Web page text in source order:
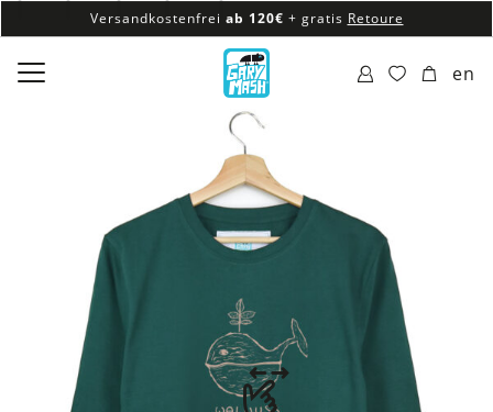
Versandkostenfrei ab 120€ + gratis Retoure
100% veganes & fair produziertes Sortiment
Versandkostenfrei ab 120€
en